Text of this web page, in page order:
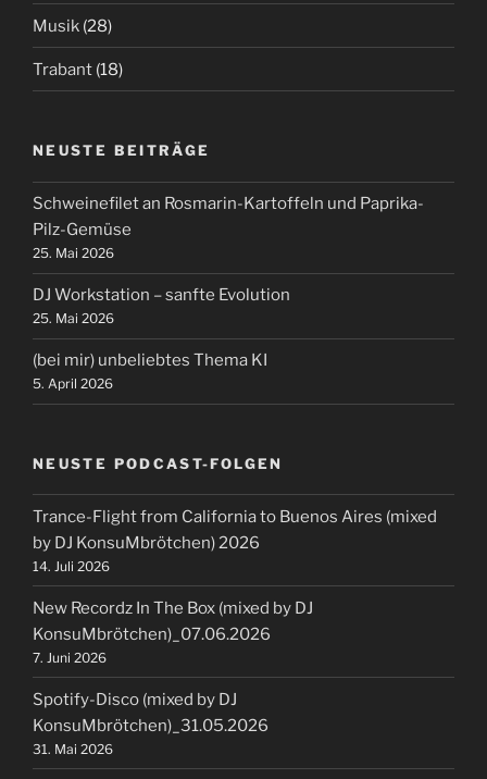
Musik (28)
Trabant (18)
NEUSTE BEITRÄGE
Schweinefilet an Rosmarin-Kartoffeln und Paprika-
Pilz-Gemüse
25. Mai 2026
DJ Workstation – sanfte Evolution
25. Mai 2026
(bei mir) unbeliebtes Thema KI
5. April 2026
NEUSTE PODCAST-FOLGEN
Trance-Flight from California to Buenos Aires (mixed
by DJ KonsuMbrötchen) 2026
14. Juli 2026
New Recordz In The Box (mixed by DJ
KonsuMbrötchen)_07.06.2026
7. Juni 2026
Spotify-Disco (mixed by DJ
KonsuMbrötchen)_31.05.2026
31. Mai 2026